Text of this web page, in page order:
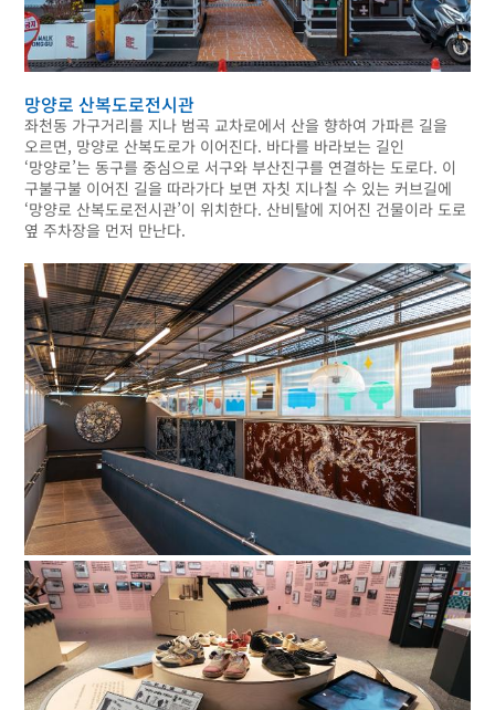
망양로 산복도로전시관
좌천동 가구거리를 지나 범곡 교차로에서 산을 향하여 가파른 길을
오르면, 망양로 산복도로가 이어진다. 바다를 바라보는 길인
‘망양로’는 동구를 중심으로 서구와 부산진구를 연결하는 도로다. 이
구불구불 이어진 길을 따라가다 보면 자칫 지나칠 수 있는 커브길에
‘망양로 산복도로전시관’이 위치한다. 산비탈에 지어진 건물이라 도로
옆 주차장을 먼저 만난다.